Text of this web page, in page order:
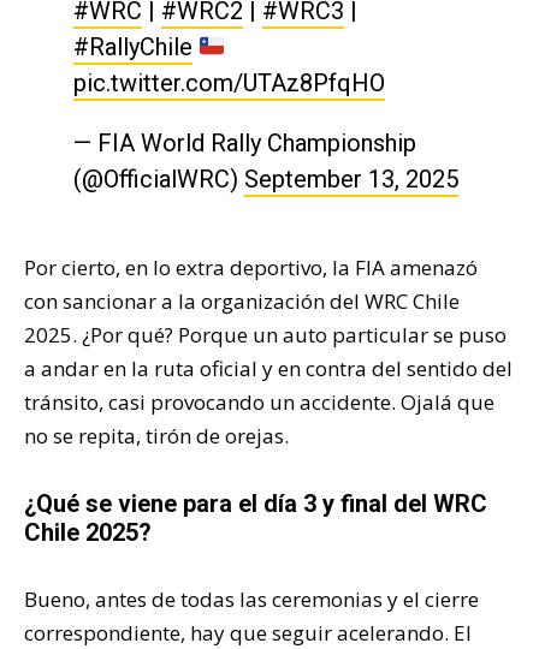
#WRC | #WRC2 | #WRC3 |
#RallyChile
pic.twitter.com/UTAz8PfqHO
— FIA World Rally Championship
(@OfficialWRC) September 13, 2025
Por cierto, en lo extra deportivo, la FIA amenazó
con sancionar a la organización del WRC Chile
2025. ¿Por qué? Porque un auto particular se puso
a andar en la ruta oficial y en contra del sentido del
tránsito, casi provocando un accidente. Ojalá que
no se repita, tirón de orejas.
¿Qué se viene para el día 3 y final del WRC
Chile 2025?
Bueno, antes de todas las ceremonias y el cierre
correspondiente, hay que seguir acelerando. El